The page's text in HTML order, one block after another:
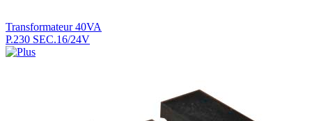
Transformateur 40VA
P.230 SEC.16/24V